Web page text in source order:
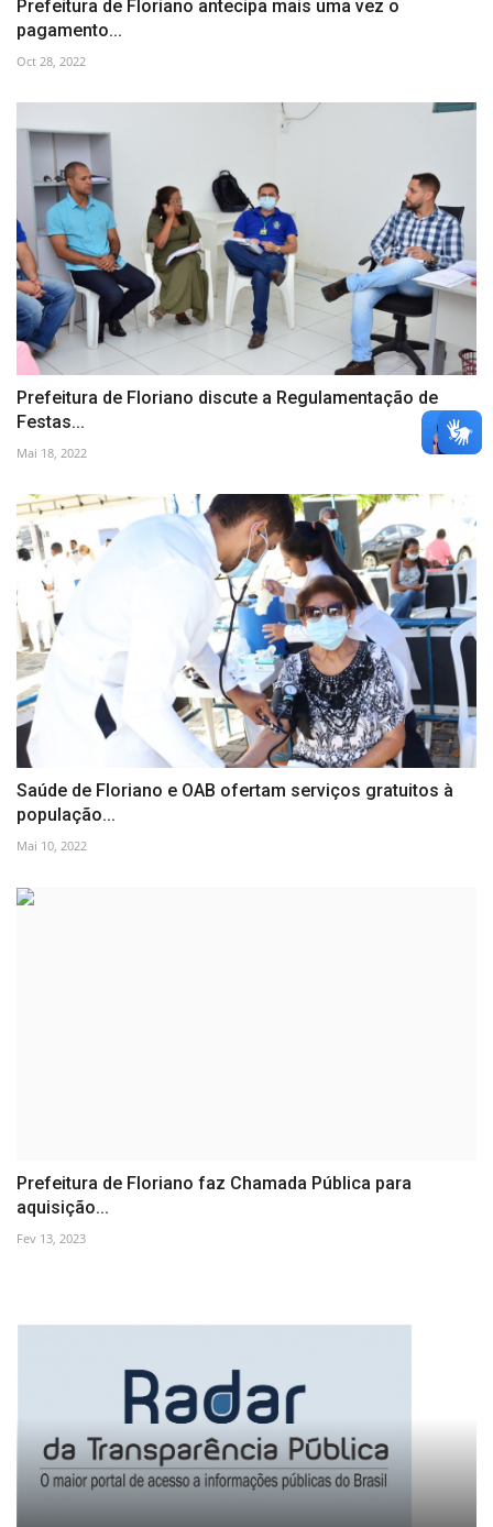
Prefeitura de Floriano antecipa mais uma vez o
pagamento...
Oct 28, 2022
Prefeitura de Floriano discute a Regulamentação de
Festas...
Mai 18, 2022
Saúde de Floriano e OAB ofertam serviços gratuitos à
população...
Mai 10, 2022
Prefeitura de Floriano faz Chamada Pública para
aquisição...
Fev 13, 2023